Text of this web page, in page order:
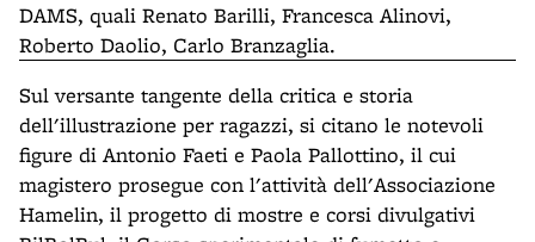
DAMS, quali Renato Barilli, Francesca Alinovi,
Roberto Daolio, Carlo Branzaglia.
Sul versante tangente della critica e storia
dell'illustrazione per ragazzi, si citano le notevoli
figure di Antonio Faeti e Paola Pallottino, il cui
magistero prosegue con l'attività dell'Associazione
Hamelin, il progetto di mostre e corsi divulgativi